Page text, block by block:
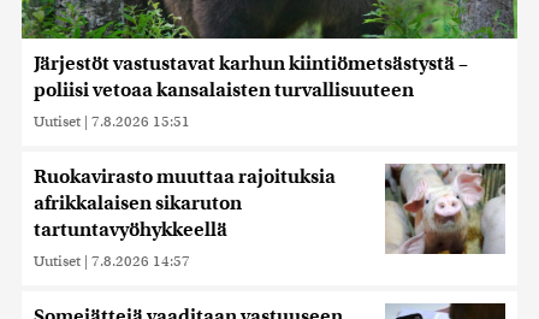
Järjestöt vastustavat karhun kiintiömetsästystä –
poliisi vetoaa kansalaisten turvallisuuteen
Uutiset | 7.8.2026 15:51
Ruokavirasto muuttaa rajoituksia
afrikkalaisen sikaruton
tartuntavyöhykkeellä
Uutiset | 7.8.2026 14:57